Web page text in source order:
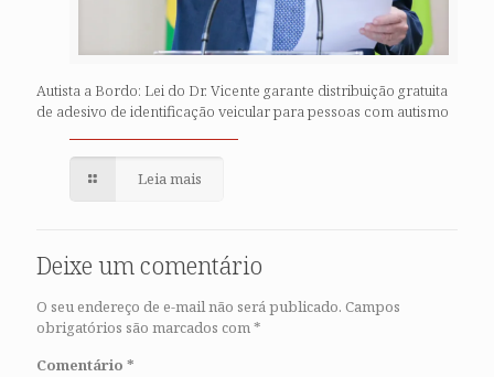
Autista a Bordo: Lei do Dr. Vicente garante distribuição gratuita
de adesivo de identificação veicular para pessoas com autismo
Leia mais
Deixe um comentário
O seu endereço de e-mail não será publicado. Campos
obrigatórios são marcados com*
Comentário *